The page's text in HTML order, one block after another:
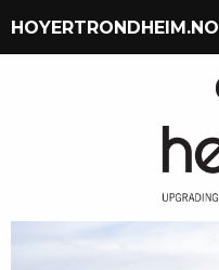
HOYERTRONDHEIM.NO